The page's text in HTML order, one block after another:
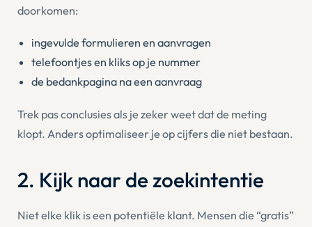
doorkomen:
ingevulde formulieren en aanvragen
telefoontjes en kliks op je nummer
de bedankpagina na een aanvraag
Trek pas conclusies als je zeker weet dat de meting
klopt. Anders optimaliseer je op cijfers die niet bestaan.
2. Kijk naar de zoekintentie
Niet elke klik is een potentiële klant. Mensen die “gratis”